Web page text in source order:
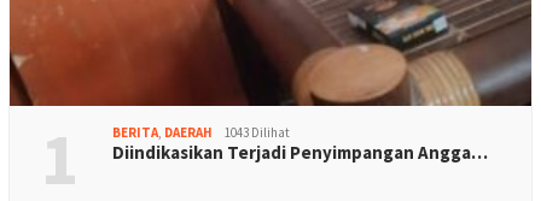
1 BERITA, DAERAH 1043 Dilihat
Diindikasikan Terjadi Penyimpangan Angga…